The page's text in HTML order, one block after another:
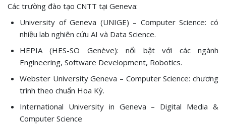
Các trường đào tạo CNTT tại Geneva:
University of Geneva (UNIGE) – Computer Science: có
nhiều lab nghiên cứu AI và Data Science.
HEPIA (HES-SO Genève): nổi bật với các ngành
Engineering, Software Development, Robotics.
Webster University Geneva – Computer Science: chương
trình theo chuẩn Hoa Kỳ.
International University in Geneva – Digital Media &
Computer Science